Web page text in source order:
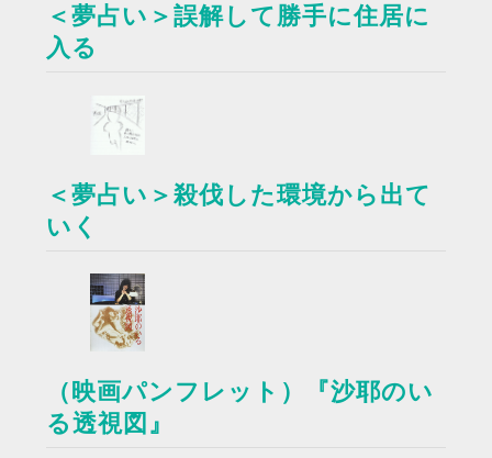
＜夢占い＞誤解して勝手に住居に
入る
＜夢占い＞殺伐した環境から出て
いく
（映画パンフレット）『沙耶のい
る透視図』